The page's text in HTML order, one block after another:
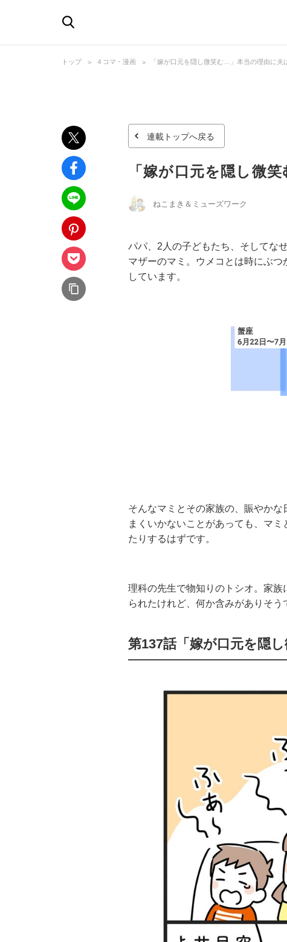
トップ ４コマ・漫画 「嫁が口元を隠し微笑む…」本当の理由に夫
連載トップへ戻る
「嫁が口元を隠し微
ねこまき＆ミューズワーク
パパ、2人の子どもたち、そしてな
マザーのマミ。ウメコとは時にぶ
しています。
そんなマミとその家族の、賑やか
まくいかないことがあっても、マ
たりするはずです。
理科の先生で物知りのトシオ。家
られたけれど、何か含みがありそう
第137話「嫁が口元を隠